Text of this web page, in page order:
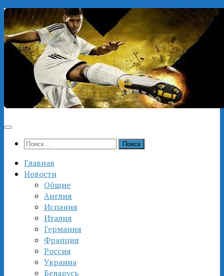
Перейти
к
содержимому
Найти:
Главная
Новости
Общие
Англия
Испания
Италия
Германия
Франция
Россия
Украина
Беларусь